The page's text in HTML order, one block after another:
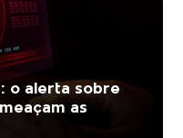
o alerta sobre
as